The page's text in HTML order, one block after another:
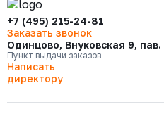
+7 (495) 215-24-81
Заказать звонок
Одинцово, Внуковская 9, пав.
Пункт выдачи заказов
Написать
директору